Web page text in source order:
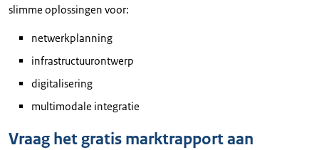
slimme oplossingen voor:
netwerkplanning
infrastructuurontwerp
digitalisering
multimodale integratie
Vraag het gratis marktrapport aan